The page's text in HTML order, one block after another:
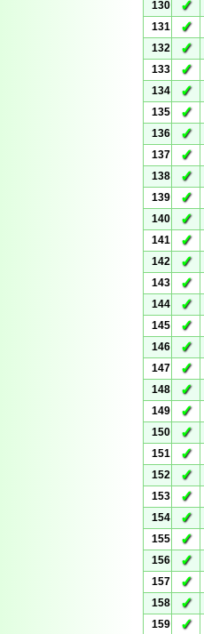
130 ✓
131
✓
132
✓
133
✓
134
✓
135
✓
136
✓
137
✓
138
✓
139
✓
140
✓
141
✓
142
✓
143
✓
144
✓
145
✓
146
✓
147
✓
148
✓
149
✓
150
✓
151
✓
152
✓
153
✓
154
✓
155
✓
156
✓
157
✓
158
✓
159
✓